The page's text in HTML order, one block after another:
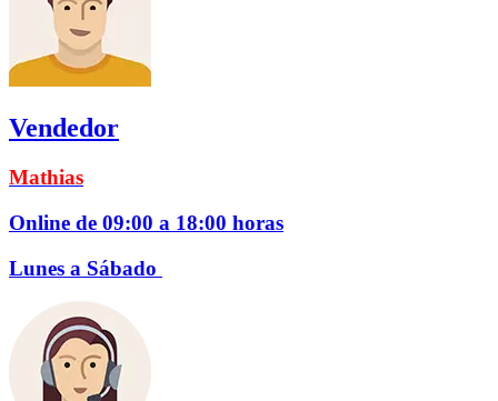
Vendedor
Mathias
Online de 09:00 a 18:00 horas
Lunes a Sábado